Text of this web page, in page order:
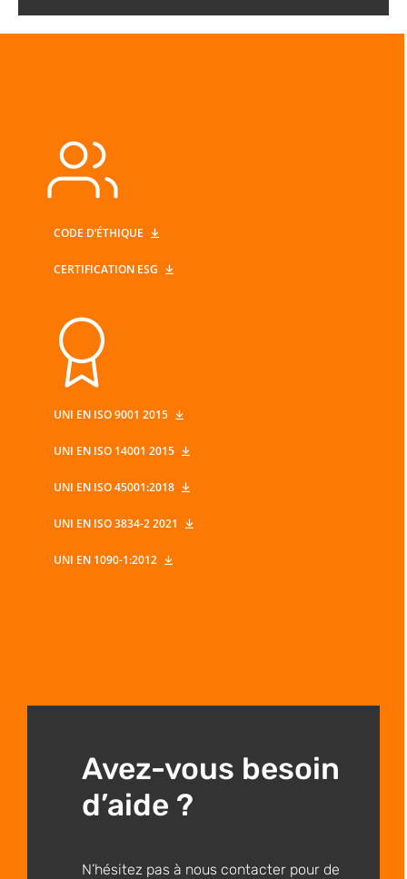
CODE D’ÉTHIQUE
CERTIFICATION ESG
UNI EN ISO 9001 2015
UNI EN ISO 14001 2015
UNI EN ISO 45001:2018
UNI EN ISO 3834-2 2021
UNI EN 1090-1:2012
Avez-vous besoin
d’aide ?
N’hésitez pas à nous contacter pour de